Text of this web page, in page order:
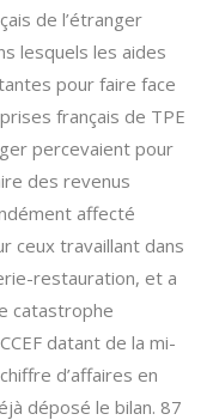
de l’étranger
lesquels les aides
pour faire face
français de TPE
percevaient pour
des revenus
affecté
ceux travaillant dans
restauration, et a
catastrophe
datant de la mi-
d’affaires en
déposé le bilan. 87